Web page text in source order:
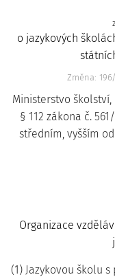
o jazykových
Změna:
Ministerstvo
§ 112 zákona č.
středním, vyšším
Organizace
(1) Jazykovou školu